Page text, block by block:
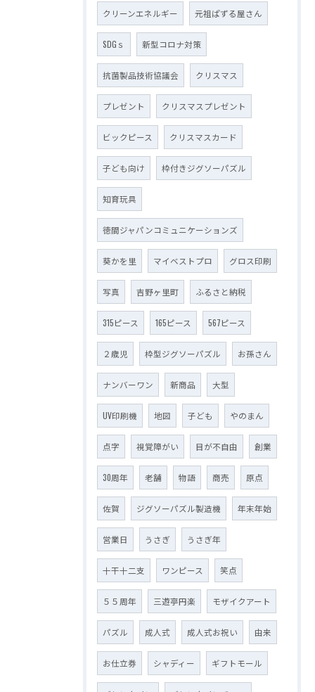
クリーンエネルギー 元祖ぱずる屋さん
SDGｓ 新型コロナ対策
抗菌製品技術協議会 クリスマス
プレゼント クリスマスプレゼント
ビックピース クリスマスカード
子ども向け 枠付きジグソーパズル
知育玩具
徳間ジャパンコミュニケーションズ
葵かを里 マイベストプロ グロス印刷
写真 吉野ヶ里町 ふるさと納税
315ピース 165ピース 567ピース
２歳児 枠型ジグソーパズル お孫さん
ナンバーワン 新商品 大型
UV印刷機 地図 子ども やのまん
点字 視覚障がい 目が不自由 創業
30周年 老舗 物語 商売 原点
佐賀 ジグソーパズル製造機 年末年始
営業日 うさぎ うさぎ年
十干十二支 ワンピース 笑点
５５周年 三遊亭円楽 モザイクアート
パズル 成人式 成人式お祝い 由来
お仕立券 シャディー ギフトモール